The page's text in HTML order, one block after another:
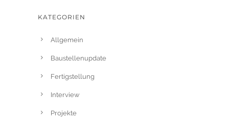
KATEGORIEN
Allgemein
Baustellenupdate
Fertigstellung
Interview
Projekte